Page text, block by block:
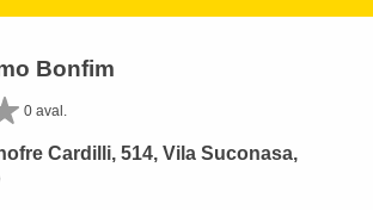
Bonfim
0 aval.
Cardilli, 514, Vila Suconasa,